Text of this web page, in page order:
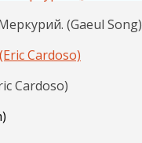
(Gaeul Song)
Cardoso)